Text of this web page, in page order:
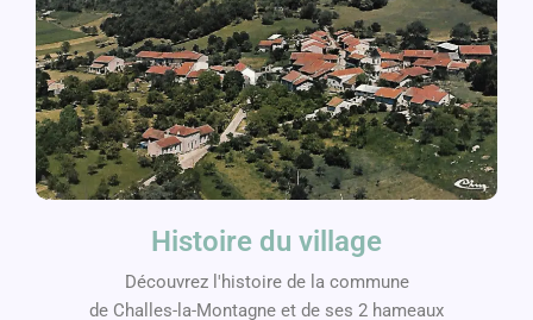
Histoire du village
Découvrez l'histoire de la commune
de Challes-la-Montagne et de ses 2 hameaux